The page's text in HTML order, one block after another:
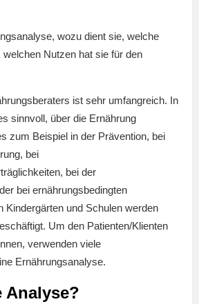
wozu dient sie, welche
Nutzen hat sie für den
ist sehr umfangreich. In
sinnvoll, über die Ernährung
zum Beispiel in der Prävention, bei
bei
bei der
bei ernährungsbedingten
Kindergärten und Schulen werden
Um den Patienten/Klienten
verwenden viele
Ernährungsanalyse.
Analyse?